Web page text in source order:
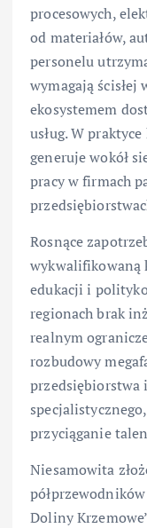
procesowych,
od materiałów,
personelu
wymagają ścisłej
ekosystemem
usług. W
generuje wokół
pracy w firmach
Rosnące
wykwalifikowaną
edukacji i
regionach brak
realnym
rozbudowy
przedsiębiorstwa
przyciąganie
Niesamowita
Doliny